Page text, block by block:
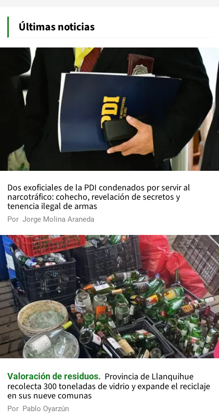
Últimas noticias
Dos exoficiales de la PDI condenados por servir al
narcotráfico: cohecho, revelación de secretos y
tenencia ilegal de armas
Por Jorge Molina Araneda
Valoración de residuos
Provincia de Llanquihue
recolecta 300 toneladas de vidrio y expande el reciclaje
en sus nueve comunas
Por Pablo Oyarzún